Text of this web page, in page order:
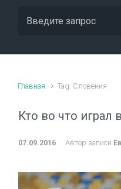
Главная Tag: Словения
Кто во что играл
07.09.2016 Автор записи